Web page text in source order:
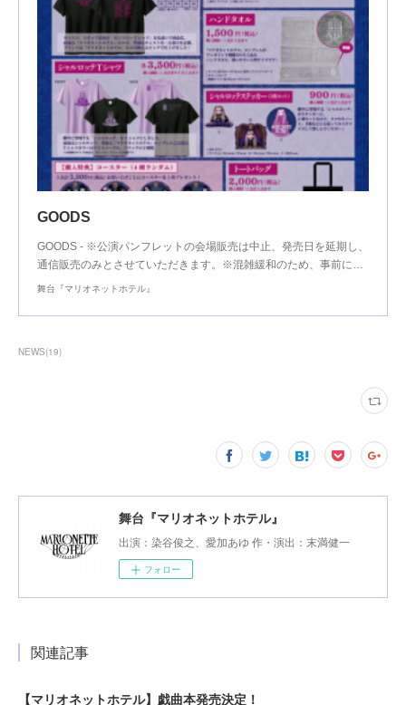
GOODS
GOODS - ※公演パンフレットの会場販売は中止、発売日を延期し、
通信販売のみとさせていただきます。※混雑緩和のため、事前に…
舞台『マリオネットホテル』
NEWS(19)
舞台『マリオネットホテル』
出演：染谷俊之、愛加あゆ 作・演出：末満健一
フォロー
関連記事
【マリオネットホテル】戯曲本発売決定！